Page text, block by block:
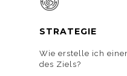
STRATEGIE
Wie erstelle ich
des Ziels?